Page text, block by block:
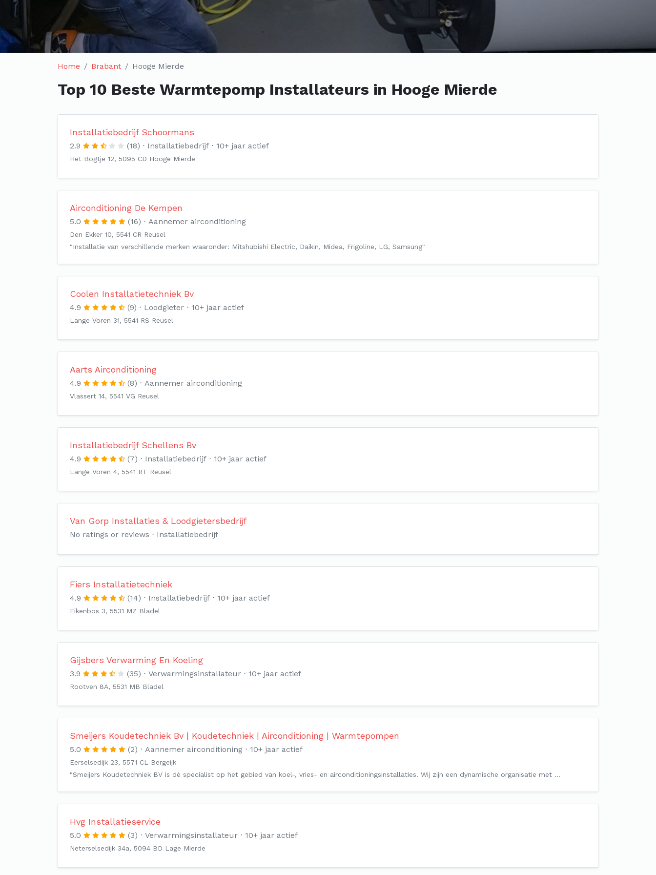
Home Brabant Hooge Mierde
Top 10 Beste Warmtepomp Installateurs in Hooge Mierde
Installatiebedrijf Schoormans
2.9 (18) Installatiebedrijf 10+ jaar actief
Het Bogtje 12, 5095 CD Hooge Mierde
Airconditioning De Kempen
5.0 (16) Aannemer airconditioning
Den Ekker 10, 5541 CR Reusel
"Installatie van verschillende merken waaronder: Mitshubishi Electric, Daikin, Midea, Frigoline, LG, Samsung"
Coolen Installatietechniek Bv
4.9 (9) Loodgieter 10+ jaar actief
Lange Voren 31, 5541 RS Reusel
Aarts Airconditioning
4.9 (8) Aannemer airconditioning
Vlassert 14, 5541 VG Reusel
Installatiebedrijf Schellens Bv
4.9 (7) Installatiebedrijf 10+ jaar actief
Lange Voren 4, 5541 RT Reusel
Van Gorp Installaties & Loodgietersbedrijf
No ratings or reviews Installatiebedrijf
Fiers Installatietechniek
4.9 (14) Installatiebedrijf 10+ jaar actief
Eikenbos 3, 5531 MZ Bladel
Gijsbers Verwarming En Koeling
3.9 (35) Verwarmingsinstallateur 10+ jaar actief
Rootven 8A, 5531 MB Bladel
Smeijers Koudetechniek Bv | Koudetechniek | Airconditioning | Warmtepompen
5.0 (2) Aannemer airconditioning 10+ jaar actief
Eerselsedijk 23, 5571 CL Bergeijk
"Smeijers Koudetechniek BV is dé specialist op het gebied van koel-, vries- en airconditioningsinstallaties. Wij zijn een dynamische organisatie met …
Hvg Installatieservice
5.0 (3) Verwarmingsinstallateur 10+ jaar actief
Neterselsedijk 34a, 5094 BD Lage Mierde